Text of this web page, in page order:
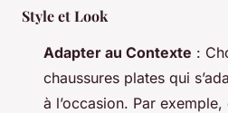
Style et Look
Adapter au Contexte :
chaussures plates qui
à l’occasion. Par